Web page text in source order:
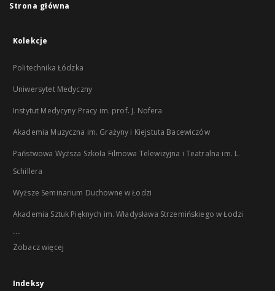
Strona główna
Kolekcje
Politechnika Łódzka
Uniwersytet Medyczny
Instytut Medycyny Pracy im. prof. J. Nofera
Akademia Muzyczna im. Grażyny i Kiejstuta Bacewiczów
Państwowa Wyższa Szkoła Filmowa Telewizyjna i Teatralna im. L.
Schillera
Wyższe Seminarium Duchowne w Łodzi
Akademia Sztuk Pięknych im. Władysława Strzemińskiego w Łodzi
...
Zobacz więcej
Indeksy